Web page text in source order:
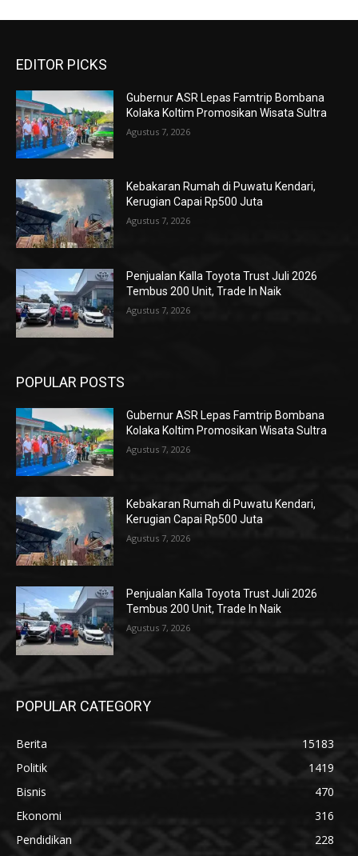
EDITOR PICKS
Gubernur ASR Lepas Famtrip Bombana
Kolaka Koltim Promosikan Wisata Sultra
Agustus 7, 2026
Kebakaran Rumah di Puwatu Kendari,
Kerugian Capai Rp500 Juta
Agustus 7, 2026
Penjualan Kalla Toyota Trust Juli 2026
Tembus 200 Unit, Trade In Naik
Agustus 7, 2026
POPULAR POSTS
Gubernur ASR Lepas Famtrip Bombana
Kolaka Koltim Promosikan Wisata Sultra
Agustus 7, 2026
Kebakaran Rumah di Puwatu Kendari,
Kerugian Capai Rp500 Juta
Agustus 7, 2026
Penjualan Kalla Toyota Trust Juli 2026
Tembus 200 Unit, Trade In Naik
Agustus 7, 2026
POPULAR CATEGORY
Berita
15183
Politik
1419
Bisnis
470
Ekonomi
316
Pendidikan
228